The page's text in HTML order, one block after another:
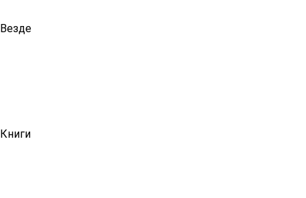
Везде
Книги